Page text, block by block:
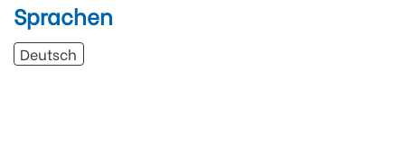
Sprachen
Deutsch